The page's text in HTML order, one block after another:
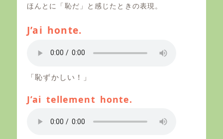
ほんとに「恥だ」と感じたときの表現。
J’ai honte.
「恥ずかしい！」
J’ai tellement honte.